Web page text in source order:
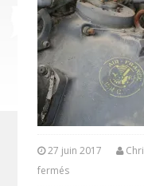
27 juin 2017
fermés